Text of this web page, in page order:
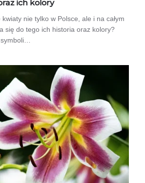
ich kolory
nie tylko w Polsce, ale i na całym
się do tego ich historia oraz kolory?